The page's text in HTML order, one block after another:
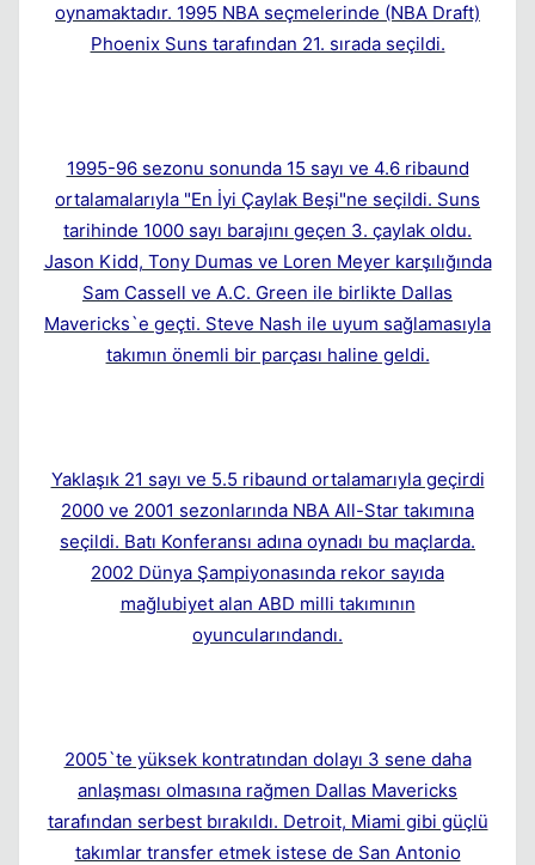
oynamaktadır. 1995 NBA seçmelerinde (NBA Draft)
Phoenix Suns tarafından 21. sırada seçildi.
1995-96 sezonu sonunda 15 sayı ve 4.6 ribaund
ortalamalarıyla "En İyi Çaylak Beşi"ne seçildi. Suns
tarihinde 1000 sayı barajını geçen 3. çaylak oldu.
Jason Kidd, Tony Dumas ve Loren Meyer karşılığında
Sam Cassell ve A.C. Green ile birlikte Dallas
Mavericks`e geçti. Steve Nash ile uyum sağlamasıyla
takımın önemli bir parçası haline geldi.
Yaklaşık 21 sayı ve 5.5 ribaund ortalamarıyla geçirdi
2000 ve 2001 sezonlarında NBA All-Star takımına
seçildi. Batı Konferansı adına oynadı bu maçlarda.
2002 Dünya Şampiyonasında rekor sayıda
mağlubiyet alan ABD milli takımının
oyuncularındandı.
2005`te yüksek kontratından dolayı 3 sene daha
anlaşması olmasına rağmen Dallas Mavericks
tarafından serbest bırakıldı. Detroit, Miami gibi güçlü
takımlar transfer etmek istese de San Antonio